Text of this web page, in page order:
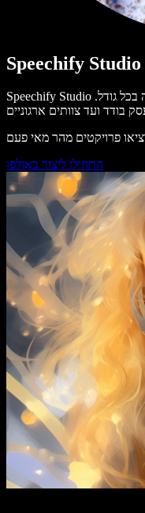
Speechify Studio הופך את עבודת צוותי הקריאייטיב לפשוטה בכל גודל.
התחילו ליצור באולפן